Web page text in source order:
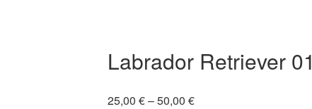
Labrador Retriever 01
25,00 €–50,00 €